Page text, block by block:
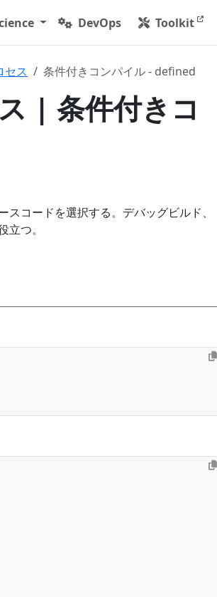
DevOps Toolkit
セス 条件付きコンパイル - defined
| 条件付きコ
コードを選択する。デバッグビルド、
つ。